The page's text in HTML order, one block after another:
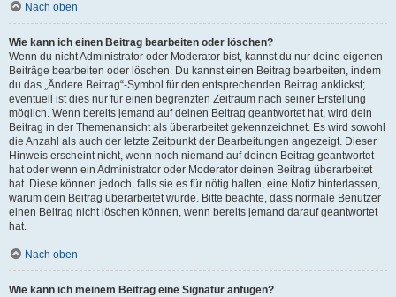
Nach oben
Wie kann ich einen Beitrag bearbeiten oder löschen?
Wenn du nicht Administrator oder Moderator bist, kannst du nur deine eigenen
Beiträge bearbeiten oder löschen. Du kannst einen Beitrag bearbeiten, indem
du das „Ändere Beitrag“-Symbol für den entsprechenden Beitrag anklickst;
eventuell ist dies nur für einen begrenzten Zeitraum nach seiner Erstellung
möglich. Wenn bereits jemand auf deinen Beitrag geantwortet hat, wird dein
Beitrag in der Themenansicht als überarbeitet gekennzeichnet. Es wird sowohl
die Anzahl als auch der letzte Zeitpunkt der Bearbeitungen angezeigt. Dieser
Hinweis erscheint nicht, wenn noch niemand auf deinen Beitrag geantwortet
hat oder wenn ein Administrator oder Moderator deinen Beitrag überarbeitet
hat. Diese können jedoch, falls sie es für nötig halten, eine Notiz hinterlassen,
warum dein Beitrag überarbeitet wurde. Bitte beachte, dass normale Benutzer
einen Beitrag nicht löschen können, wenn bereits jemand darauf geantwortet
hat.
Nach oben
Wie kann ich meinem Beitrag eine Signatur anfügen?